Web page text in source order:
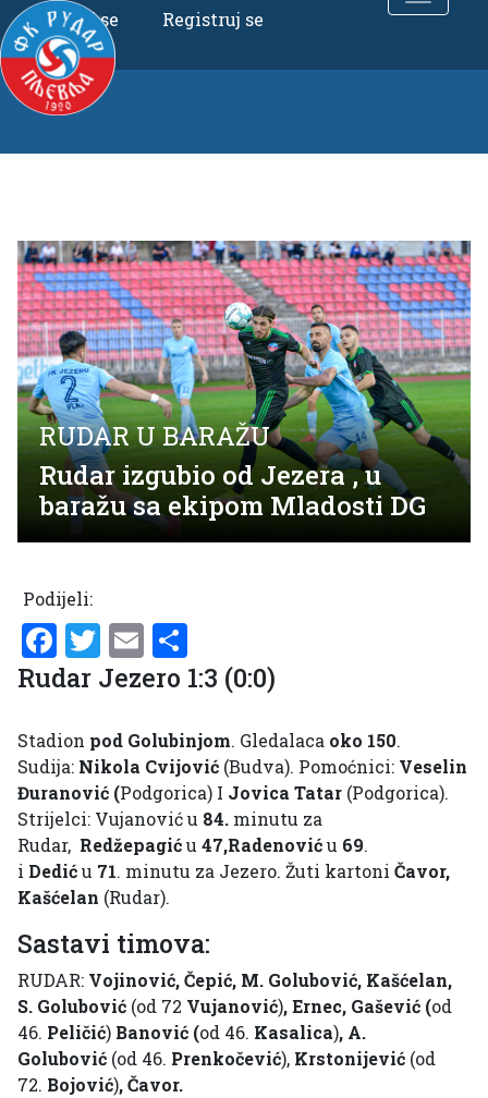
Uloguj se Registruj se
RUDAR U BARAŽU
Rudar izgubio od Jezera , u
baražu sa ekipom Mladosti DG
Podijeli:
Facebook
Twitter
Email
Rudar Jezero 1:3 (0:0)
Stadion pod Golubinjom. Gledalaca oko 150.
Sudija: Nikola Cvijović (Budva). Pomoćnici: Veselin
Đuranović (Podgorica) I Jovica Tatar (Podgorica).
Strijelci: Vujanović u 84. minutu za
Rudar, Redžepagiću 47,Radenoviću 69.
i Dediću 71. minutu za Jezero. Žuti kartoni Čavor,
Kašćelan (Rudar).
Sastavi timova:
RUDAR: Vojinović, Čepić, M. Golubović, Kašćelan,
S. Golubović (od 72 Vujanović), Ernec, Gašević (od
46. Peličić) Banović (od 46. Kasalica), A.
Golubović (od 46. Prenkočević), Krstonijević (od
72. Bojović), Čavor.